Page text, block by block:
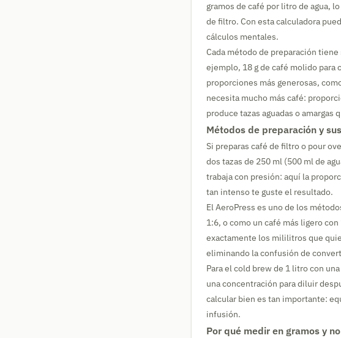
gramos de café por litro de agua,
de filtro. Con esta calculadora
cálculos mentales.
Cada método de preparación
ejemplo, 18 g de café molido para
proporciones más generosas,
necesita mucho más café:
produce tazas aguadas o
Métodos de preparación y
Si preparas café de filtro o pour
dos tazas de 250 ml (500 ml de
trabaja con presión: aquí la
tan intenso te guste el resultado.
El AeroPress es uno de los
1:6, o como un café más ligero
exactamente los mililitros que
eliminando la confusión de
Para el cold brew de 1 litro con
una concentración para diluir
calcular bien es tan importante:
infusión.
Por qué medir en gramos y